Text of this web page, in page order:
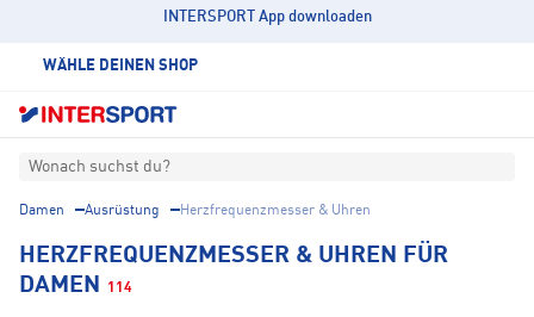
INTERSPORT App downloaden
WÄHLE DEINEN SHOP
Wonach suchst du?
Damen Ausrüstung Herzfrequenzmesser & Uhren
HERZFREQUENZMESSER & UHREN FÜR
DAMEN
114